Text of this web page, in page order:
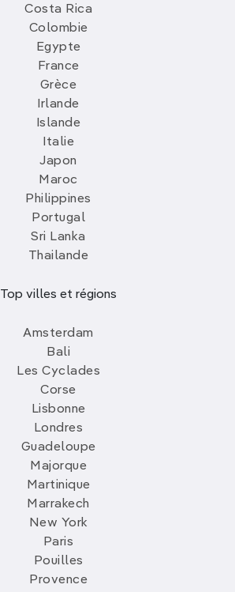
Costa Rica
Colombie
Egypte
France
Grèce
Irlande
Islande
Italie
Japon
Maroc
Philippines
Portugal
Sri Lanka
Thailande
Top villes et régions
Amsterdam
Bali
Les Cyclades
Corse
Lisbonne
Londres
Guadeloupe
Majorque
Martinique
Marrakech
New York
Paris
Pouilles
Provence